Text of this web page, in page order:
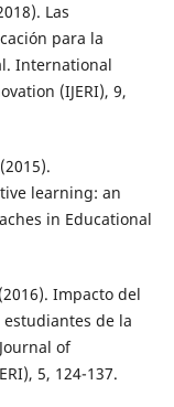
Las
para la
International
(IJERI), 9,
learning: an
in Educational
Impacto del
de la
of
5, 124-137.